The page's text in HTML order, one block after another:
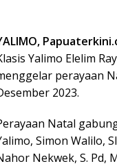
Yalimo Elelim
perayaan
2023.
Natal
Simon Walilo,
Nekwek, S. Pd,